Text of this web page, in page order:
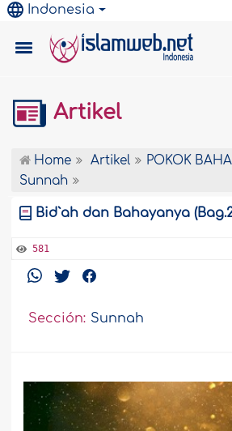
Indonesia
Artikel
Home Artikel
POKOK
Sunnah
Bid`ah dan Bahayanya
581
Sección: Sunnah